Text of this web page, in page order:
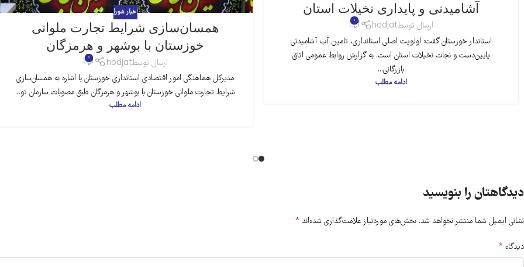
آشامیدنی و پایداری نخیلات استان
ارسال توسطhodjat
0
استاندار خوزستان گفت: اولویت اصلی استانداری، تامین آب آشامیدنی
پایین‌دست و نجات نخیلات استان است. به گزارش روابط عمومی اتاق
بازرگانی...
ادامه مطلب
اخبار شورا
همسان‌سازی شرایط تجارت ملوانی
خوزستان با بوشهر و هرمزگان
ارسال توسطhodjat
0
مدیرکل هماهنگی امور اقتصادی استانداری خوزستان با اشاره به همسان‌سازی
شرایط تجارت ملوانی خوزستان با بوشهر و هرمزگان طبق مصوبات سازمان تو...
ادامه مطلب
دیدگاهتان را بنویسید
نشانی ایمیل شما منتشر نخواهد شد. بخش‌های موردنیاز علامت‌گذاری شده‌اند *
دیدگاه *